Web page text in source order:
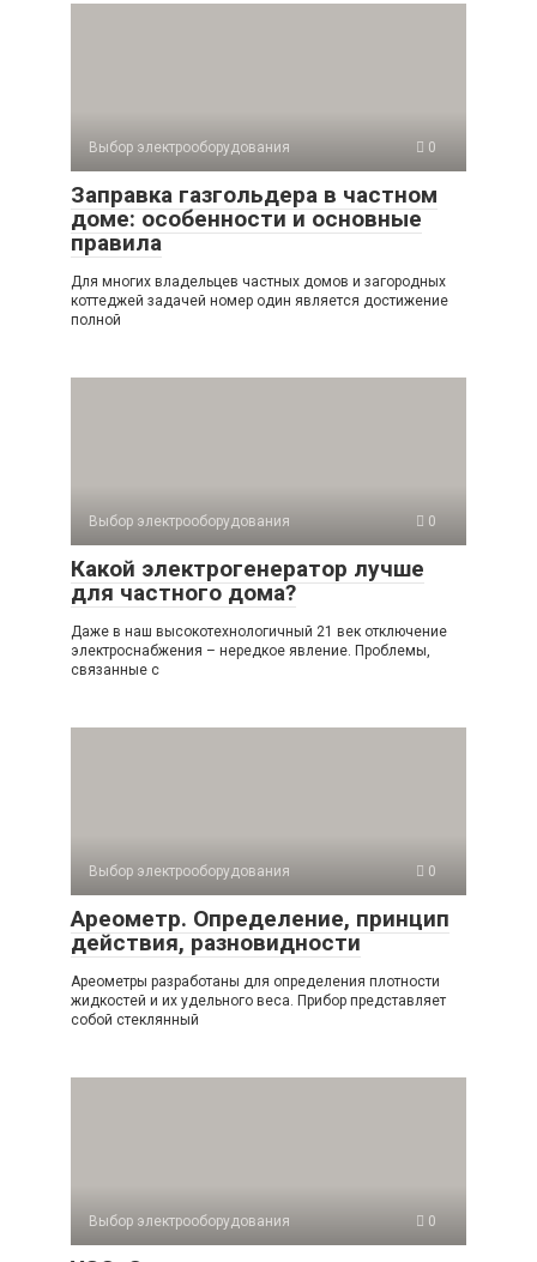
Выбор электрооборудования 0
Заправка газгольдера в частном
доме: особенности и основные
правила
Для многих владельцев частных домов и загородных
коттеджей задачей номер один является достижение
полной
Выбор электрооборудования 0
Какой электрогенератор лучше
для частного дома?
Даже в наш высокотехнологичный 21 век отключение
электроснабжения – нередкое явление. Проблемы,
связанные с
Выбор электрооборудования 0
Ареометр. Определение, принцип
действия, разновидности
Ареометры разработаны для определения плотности
жидкостей и их удельного веса. Прибор представляет
собой стеклянный
Выбор электрооборудования 0